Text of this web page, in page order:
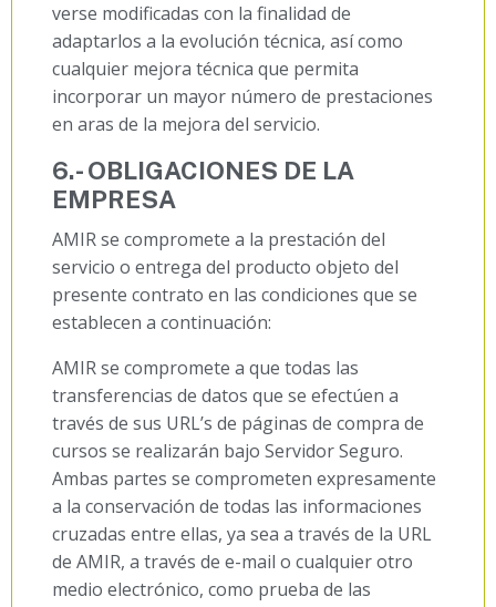
verse modificadas con la finalidad de
adaptarlos a la evolución técnica, así como
cualquier mejora técnica que permita
incorporar un mayor número de prestaciones
en aras de la mejora del servicio.
6.- OBLIGACIONES DE LA
EMPRESA
AMIR se compromete a la prestación del
servicio o entrega del producto objeto del
presente contrato en las condiciones que se
establecen a continuación:
AMIR se compromete a que todas las
transferencias de datos que se efectúen a
través de sus URL’s de páginas de compra de
cursos se realizarán bajo Servidor Seguro.
Ambas partes se comprometen expresamente
a la conservación de todas las informaciones
cruzadas entre ellas, ya sea a través de la URL
de AMIR, a través de e-mail o cualquier otro
medio electrónico, como prueba de las